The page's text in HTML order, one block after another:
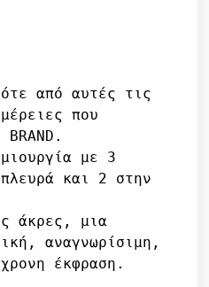
από αυτές τις
που
με 3
και 2 στην
άκρες, μια
αναγνωρίσιμη,